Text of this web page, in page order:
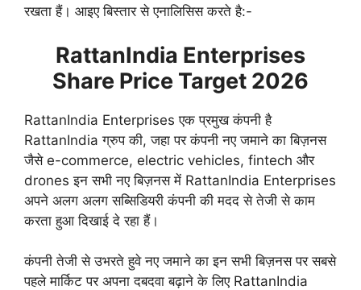
रखता हैं। आइए बिस्तार से एनालिसिस करते है:-
RattanIndia Enterprises
Share Price Target 2026
RattanIndia Enterprises एक प्रमुख कंपनी है
RattanIndia ग्रुप की, जहा पर कंपनी नए जमाने का बिज़नस
जैसे e-commerce, electric vehicles, fintech और
drones इन सभी नए बिज़नस में RattanIndia Enterprises
अपने अलग अलग सब्सिडियरी कंपनी की मदद से तेजी से काम
करता हुआ दिखाई दे रहा हैं।
कंपनी तेजी से उभरते हुवे नए जमाने का इन सभी बिज़नस पर सबसे
पहले मार्किट पर अपना दबदवा बढ़ाने के लिए RattanIndia